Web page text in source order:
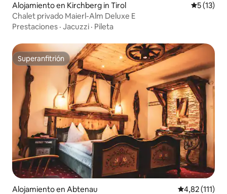
Alojamiento en Kirchberg in Tirol
5 (13)
Chalet privado Maierl-Alm Deluxe E
Prestaciones · Jacuzzi · Pileta
Superanfitrión
Superanfitrión
Alojamiento en Abtenau Calificación
4,82 (111)